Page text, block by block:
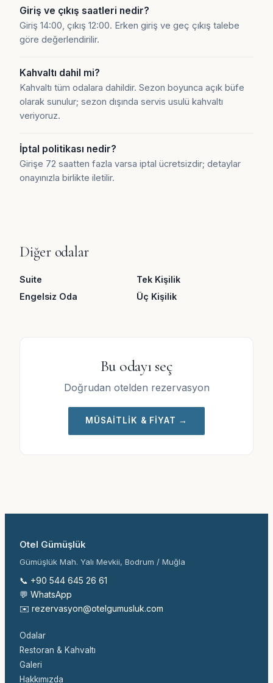
Giriş ve çıkış saatleri nedir?
Giriş 14:00, çıkış 12:00. Erken giriş ve geç çıkış talebe
göre değerlendirilir.
Kahvaltı dahil mi?
Kahvaltı tüm odalara dahildir. Sezon boyunca açık büfe
olarak sunulur; sezon dışında servis usulü kahvaltı
veriyoruz.
İptal politikası nedir?
Girişe 72 saatten fazla varsa iptal ücretsizdir; detaylar
onayınızla birlikte iletilir.
Diğer odalar
Suite
Tek Kişilik
Engelsiz Oda
Üç Kişilik
Bu odayı seç
Doğrudan otelden rezervasyon
MÜSAITLIK & FIYAT →
Otel Gümüşlük
Gümüşlük Mah. Yalı Mevkii, Bodrum / Muğla
📞 +90 544 645 26 61
💬 WhatsApp
✉️ rezervasyon@otelgumusluk.com
Odalar
Restoran & Kahvaltı
Galeri
Hakkımızda